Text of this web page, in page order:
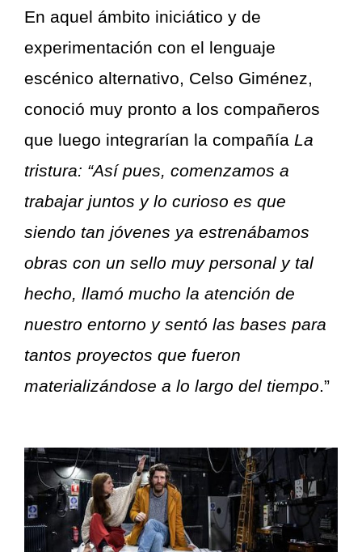
En aquel ámbito iniciático y de
experimentación con el lenguaje
escénico alternativo, Celso Giménez,
conoció muy pronto a los compañeros
que luego integrarían la compañía La
tristura: “Así pues, comenzamos a
trabajar juntos y lo curioso es que
siendo tan jóvenes ya estrenábamos
obras con un sello muy personal y tal
hecho, llamó mucho la atención de
nuestro entorno y sentó las bases para
tantos proyectos que fueron
materializándose a lo largo del tiempo.”